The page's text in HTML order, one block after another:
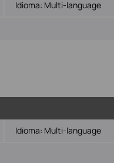
Idioma: Multi-language
Idioma: Multi-language